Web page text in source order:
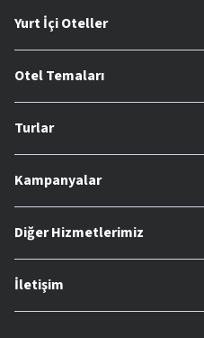
Yurt İçi Oteller
Otel Temaları
Turlar
Kampanyalar
Diğer Hizmetlerimiz
İletişim